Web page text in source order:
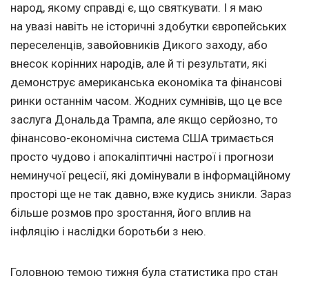
народ, якому справді є, що святкувати. І я маю
на увазі навіть не історичні здобутки європейських
переселенців, завойовників Дикого заходу, або
внесок корінних народів, але й ті результати, які
демонструє американська економіка та фінансові
ринки останнім часом. Жодних сумнівів, що це все
заслуга Дональда Трампа, але якщо серйозно, то
фінансово-економічна система США тримається
просто чудово і апокаліптичні настрої і прогнози
неминучої рецесії, які домінували в інформаційному
просторі ще не так давно, вже кудись зникли. Зараз
більше розмов про зростання, його вплив на
інфляцію і наслідки боротьби з нею.
Головною темою тижня була статистика про стан